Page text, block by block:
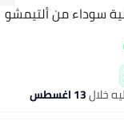
خلال13 اغسطس